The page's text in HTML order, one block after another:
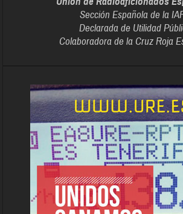
Sección Española de la
Declarada de Utilidad
Colaboradora de la Cruz Roja